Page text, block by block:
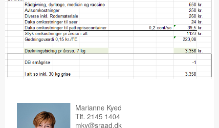
Marianne Kyed
Tlf. 2145 1404
mky@sraad.dk